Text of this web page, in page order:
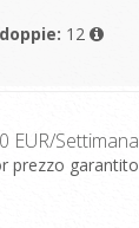
12
EUR/Settimana
prezzo garantito